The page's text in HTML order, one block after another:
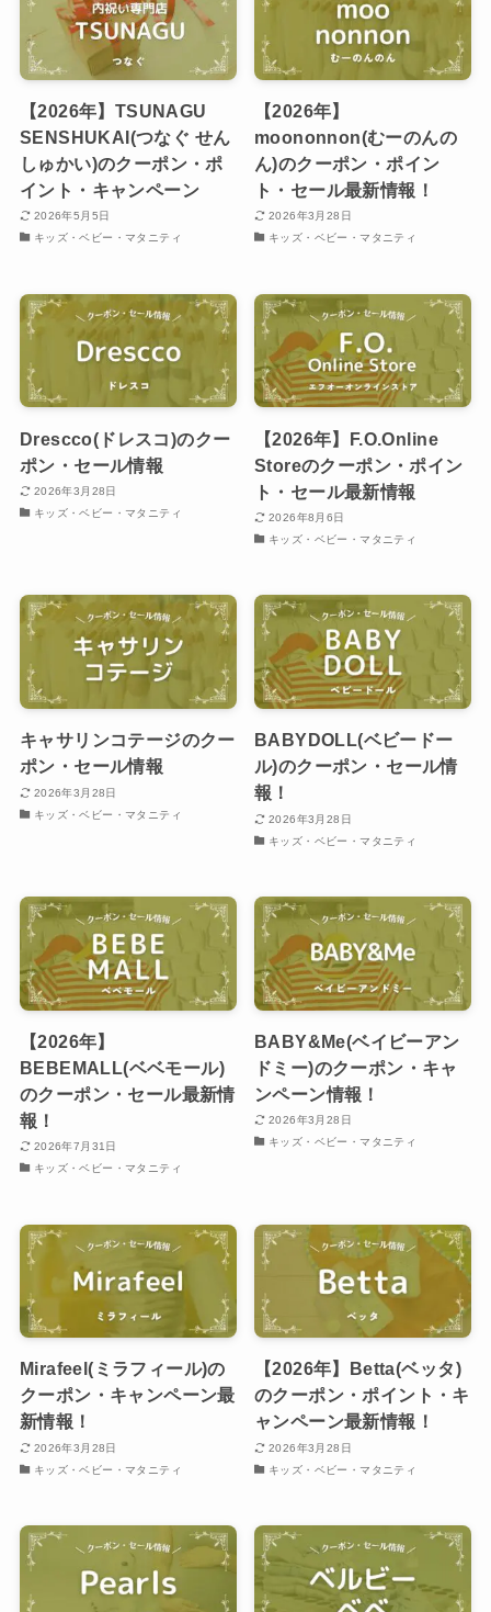
【2026年】TSUNAGU
SENSHUKAI(つなぐ せん
しゅかい)のクーポン・ポ
イント・キャンペーン
2026年5月5日
キッズ・ベビー・マタニティ
【2026年】
moononnon(むーのんの
ん)のクーポン・ポイン
ト・セール最新情報！
2026年3月28日
キッズ・ベビー・マタニティ
Drescco(ドレスコ)のクー
ポン・セール情報
2026年3月28日
キッズ・ベビー・マタニティ
【2026年】F.O.Online
Storeのクーポン・ポイン
ト・セール最新情報
2026年8月6日
キッズ・ベビー・マタニティ
キャサリンコテージのクー
ポン・セール情報
2026年3月28日
キッズ・ベビー・マタニティ
BABYDOLL(ベビードー
ル)のクーポン・セール情
報！
2026年3月28日
キッズ・ベビー・マタニティ
【2026年】
BEBEMALL(ベベモール)
のクーポン・セール最新情
報！
2026年7月31日
キッズ・ベビー・マタニティ
BABY&Me(ベイビーアン
ドミー)のクーポン・キャ
ンペーン情報！
2026年3月28日
キッズ・ベビー・マタニティ
Mirafeel(ミラフィール)の
クーポン・キャンペーン最
新情報！
2026年3月28日
キッズ・ベビー・マタニティ
【2026年】Betta(ベッタ)
のクーポン・ポイント・キ
ャンペーン最新情報！
2026年3月28日
キッズ・ベビー・マタニティ